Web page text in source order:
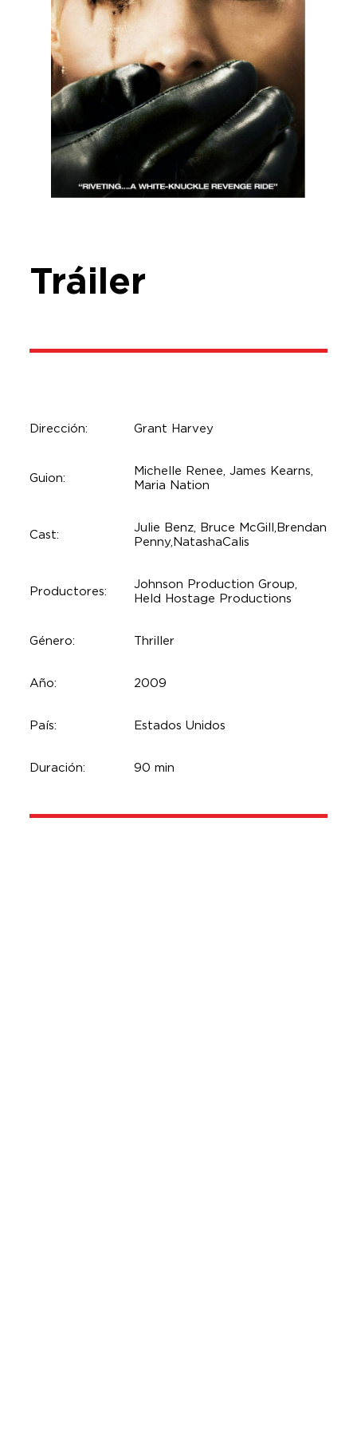
Tráiler
Dirección: Grant Harvey
Guion:
Michelle Renee, James Kearns,
Maria Nation
Cast: Julie Benz, Bruce McGill,Brendan
Penny,NatashaCalis
Productores:
Johnson Production Group,
Held Hostage Productions
Género: Thriller
Año: 2009
País: Estados Unidos
Duración: 90 min